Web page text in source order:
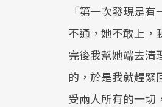
「第一次發現是
不通，她不敢上，
完後我幫她端去清
的，於是我就趕緊
受兩人所有的一切